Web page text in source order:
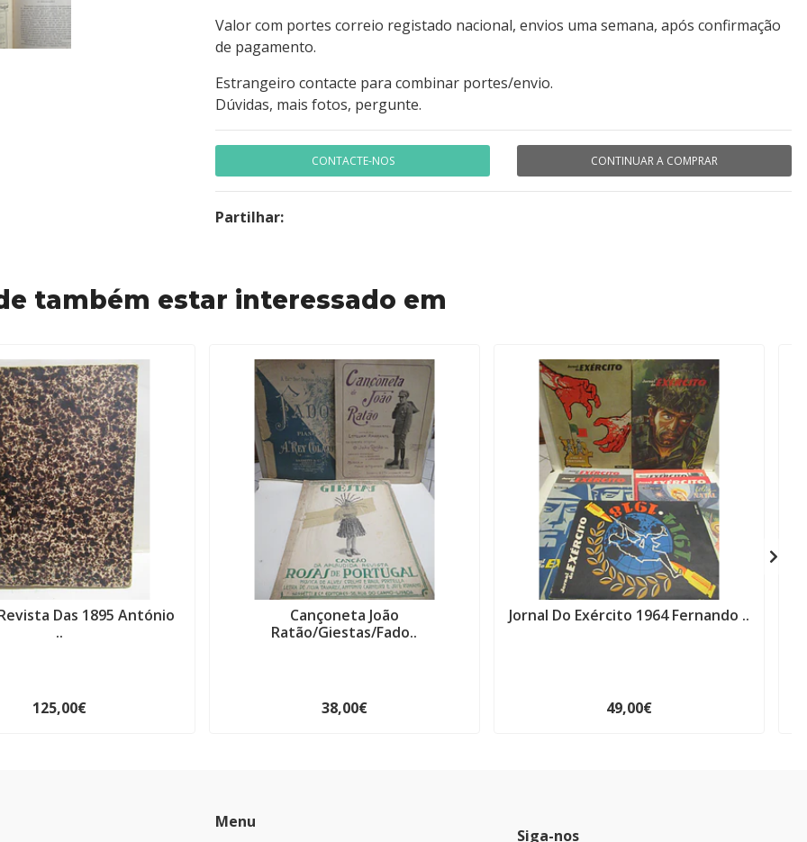
Valor com portes correio registado nacional, envios uma semana, após confirmação
de pagamento.
Estrangeiro contacte para combinar portes/envio.
Dúvidas, mais fotos, pergunte.
CONTACTE-NOS CONTINUAR A COMPRAR
Partilhar:
também estar interessado em
Das 1895 António
..
125,00€
Cançoneta João
Ratão/Giestas/Fado..
38,00€
Jornal Do Exército 1964 Fernando ..
49,00€
Menu
Siga-nos